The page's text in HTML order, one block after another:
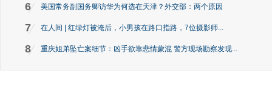
6 美国常务副国务卿访华为何选在天津？外交部：两个原因
7 在人间 | 红绿灯被淹后，小男孩在路口指路，7位摄影师...
8 重庆姐弟坠亡案细节：凶手欲靠悲情蒙混 警方现场勘察发现...